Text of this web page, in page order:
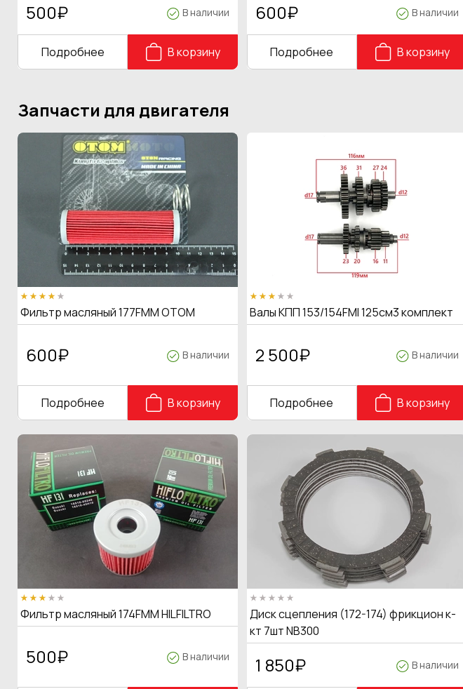
500₽ В наличии
Подробнее В корзину
600₽ В наличии
Подробнее В корзину
Запчасти для двигателя
Фильтр масляный 177FMM OTOM
600₽ В наличии
Подробнее В корзину
Валы КПП 153/154FMI 125см3 комплект
2 500₽ В наличии
Подробнее В корзину
Фильтр масляный 174FMM HILFILTRO
500₽ В наличии
Диск сцепления (172-174) фрикцион к-
кт 7шт NB300
1 850₽ В наличии